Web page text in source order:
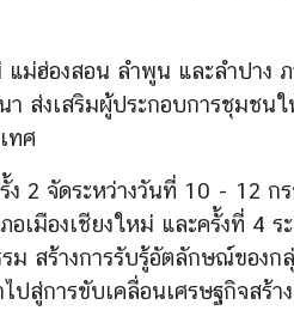
ม่ฮ่องสอน ลำพูน และลำปาง
ส่งเสริมผู้ประกอบการชุมชน
ทศ
2 จัดระหว่างวันที่ 10 - 12
เมืองเชียงใหม่ และครั้งที่ 4
สร้างการรับรู้อัตลักษณ์ของก
ปสู่การขับเคลื่อนเศรษฐกิจสร้